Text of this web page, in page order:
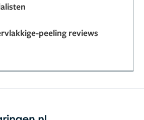
peeling reviews